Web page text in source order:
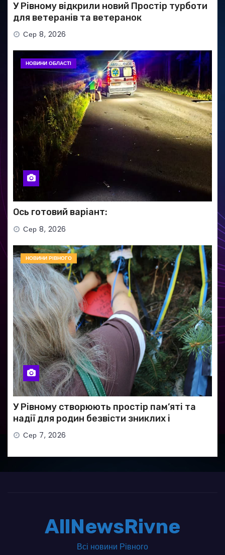
У Рівному відкрили новий Простір турботи
для ветеранів та ветеранок
Сер 8, 2026
НОВИНИ ОБЛАСТІ
Ось готовий варіант:
Сер 8, 2026
НОВИНИ РІВНОГО
У Рівному створюють простір пам’яті та
надії для родин безвісти зниклих і
полонених військових
Сер 7, 2026
AllNewsRivne
Всі новини Рівного